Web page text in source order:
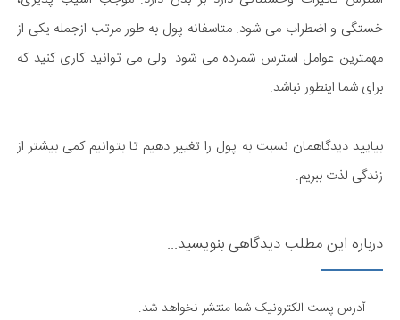
خستگی و اضطراب می شود. متاسفانه پول به طور مرتب ازجمله یکی از
مهمترین عوامل استرس شمرده می شود. ولی می توانید کاری کنید که
برای شما اینطور نباشد.
بیایید دیدگاهمان نسبت به پول را تغییر دهیم تا بتوانیم کمی بیشتر از
زندگی لذت ببریم.
درباره این مطلب دیدگاهی بنویسید...
آدرس پست الکترونیک شما منتشر نخواهد شد.